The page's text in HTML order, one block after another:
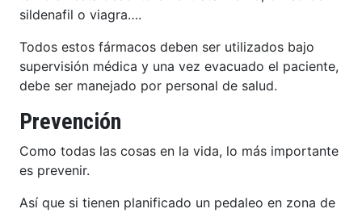
sildenafil o viagra….
Todos estos fármacos deben ser utilizados bajo
supervisión médica y una vez evacuado el paciente,
debe ser manejado por personal de salud.
Prevención
Como todas las cosas en la vida, lo más importante
es prevenir.
Así que si tienen planificado un pedaleo en zona de